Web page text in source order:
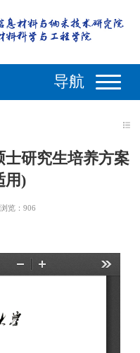
导航
研究生培养方案
用)
浏览： 906